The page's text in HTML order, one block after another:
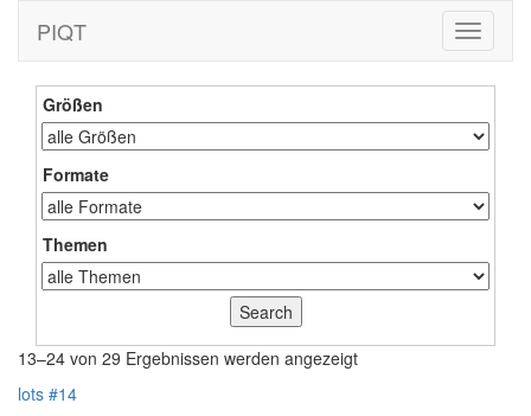
Toggle
PIQT
Größen
Formate
Themen
13–24 von 29 Ergebnissen werden angezeigt
lots #14